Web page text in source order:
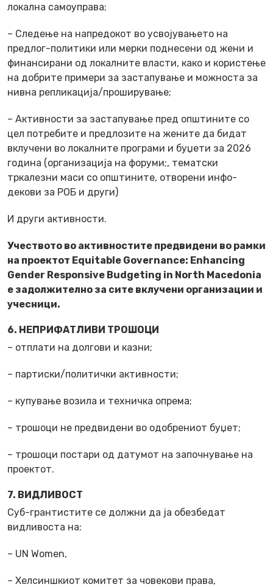
локална самоуправа;
– Следење на напредокот во усвојувањето на
предлог-политики или мерки поднесени од жени и
финансирани од локалните власти, како и користење
на добрите примери за застапување и можноста за
нивна репликација/проширување;
– Активности за застапување пред општините со
цел потребите и предлозите на жените да бидат
вклучени во локалните програми и буџети за 2026
година (организација на форуми;, тематски
тркалезни маси со општините, отворени инфо-
декови за РОБ и други)
И други активности.
Учеството во активностите предвидени во рамки
на проектот Equitable Governance: Enhancing
Gender Responsive Budgeting in North Macedonia
е задолжително за сите вклучени организации и
учесници.
6. НЕПРИФАТЛИВИ ТРОШОЦИ
– отплати на долгови и казни;
– партиски/политички активности;
– купување возила и техничка опрема;
– трошоци не предвидени во одобрениот буџет;
– трошоци постари од датумот на започнување на
проектот.
7. ВИДЛИВОСТ
Суб-грантистите се должни да ја обезбедат
видливоста на:
– UN Women,
– Хелсиншкиот комитет за човекови права,